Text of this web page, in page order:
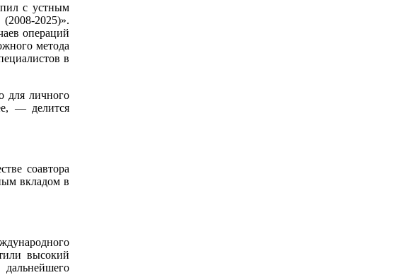
с устным
2025)».
операций
метода
в
для личного
— делится
соавтора
вкладом в
высокий